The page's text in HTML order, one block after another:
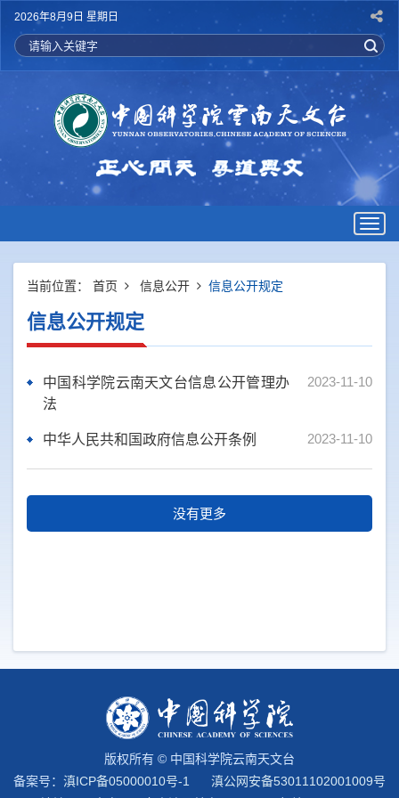
2026年8月9日 星期日
当前位置： 首页 信息公开 信息公开规定
信息公开规定
2023-11-10
中国科学院云南天文台信息公开管理办
法
2023-11-10
中华人民共和国政府信息公开条例
没有更多
版权所有 © 中国科学院云南天文台
备案号： 滇ICP备05000010号-1
滇公网安备53011102001009号